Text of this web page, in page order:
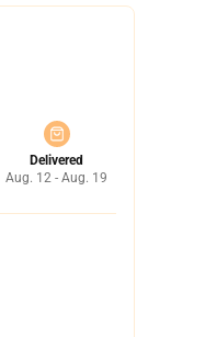
Delivered
Aug. 12 - Aug. 19